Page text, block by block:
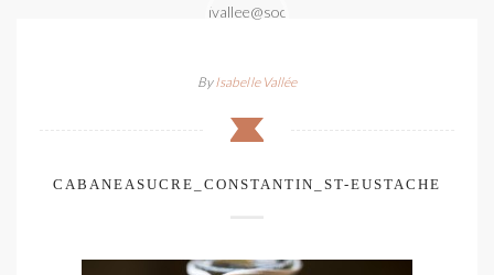
ByIsabelle Vallée
CABANEASUCRE_CONSTANTIN_ST-EUSTACHE